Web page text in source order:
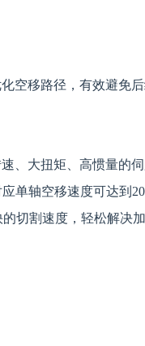
空移路径，有效避免
、大扭矩、高惯量的
单轴空移速度可达到
切割速度，轻松解决